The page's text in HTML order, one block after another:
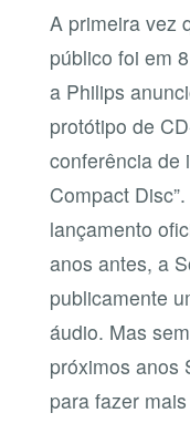
A primeira vez
público foi em
a Philips
protótipo de
conferência de
Compact
lançamento
anos antes, a
publicamente
áudio. Mas
próximos anos
para fazer